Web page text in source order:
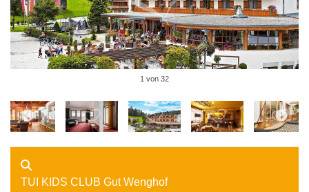
1 von 32
TUI KIDS CLUB Gut Wenghof